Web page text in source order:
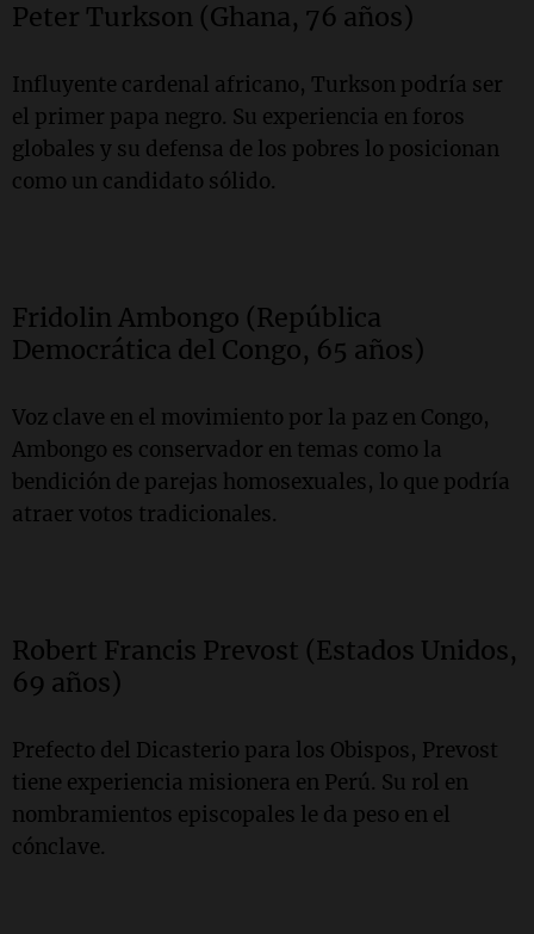
Peter Turkson (Ghana, 76 años)
Influyente cardenal africano, Turkson podría ser
el primer papa negro. Su experiencia en foros
globales y su defensa de los pobres lo posicionan
como un candidato sólido.
Fridolin Ambongo (República
Democrática del Congo, 65 años)
Voz clave en el movimiento por la paz en Congo,
Ambongo es conservador en temas como la
bendición de parejas homosexuales, lo que podría
atraer votos tradicionales.
Robert Francis Prevost (Estados Unidos,
69 años)
Prefecto del Dicasterio para los Obispos, Prevost
tiene experiencia misionera en Perú. Su rol en
nombramientos episcopales le da peso en el
cónclave.